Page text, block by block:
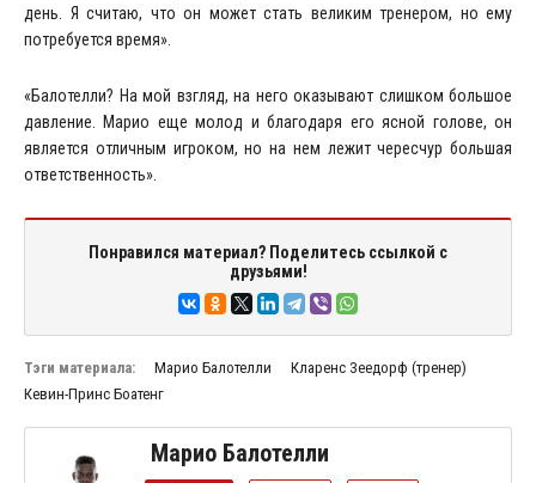
день. Я считаю, что он может стать великим тренером, но ему
потребуется время».
«Балотелли? На мой взгляд, на него оказывают слишком большое
давление. Марио еще молод и благодаря его ясной голове, он
является отличным игроком, но на нем лежит чересчур большая
ответственность».
Понравился материал? Поделитесь ссылкой с
друзьями!
Тэги материала: Марио Балотелли
Кларенс Зеедорф (тренер)
Кевин-Принс Боатенг
Марио Балотелли